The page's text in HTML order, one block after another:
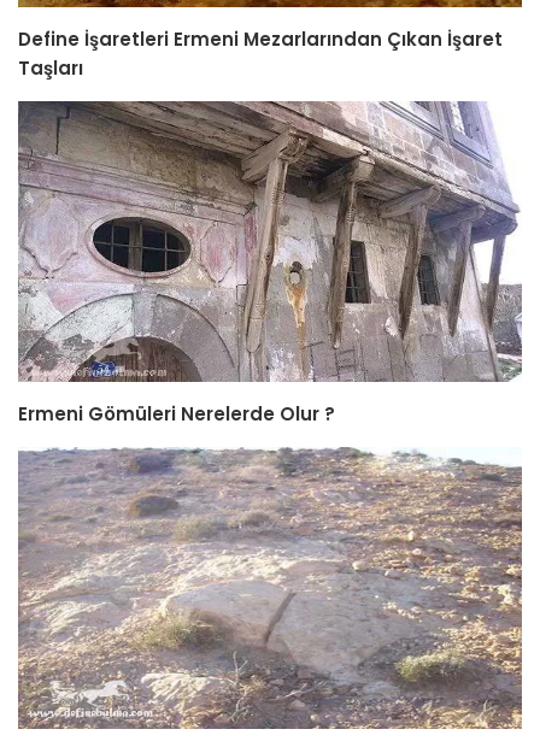
Define İşaretleri Ermeni Mezarlarından Çıkan İşaret
Taşları
Ermeni Gömüleri Nerelerde Olur ?